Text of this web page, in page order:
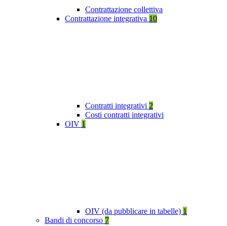
Contrattazione collettiva
Contrattazione integrativa 10
Contratti integrativi 2
Costi contratti integrativi
OIV 1
OIV (da pubblicare in tabelle) 1
Bandi di concorso 7